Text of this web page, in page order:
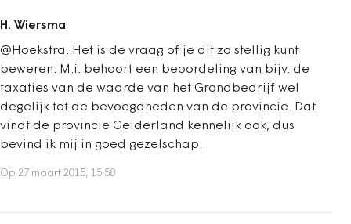
H. Wiersma
@Hoekstra. Het is de vraag of je dit zo stellig kunt
beweren. M.i. behoort een beoordeling van bijv. de
taxaties van de waarde van het Grondbedrijf wel
degelijk tot de bevoegdheden van de provincie. Dat
vindt de provincie Gelderland kennelijk ook, dus
bevind ik mij in goed gezelschap.
Op 27 maart 2015, 15:58